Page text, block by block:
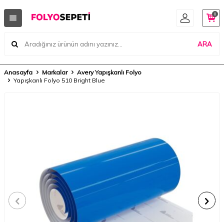
ARA
0
Anasayfa Markalar
Avery Yapışkanlı Folyo
Yapışkanlı Folyo 510 Bright Blue